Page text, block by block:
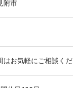
附市
はお気軽にご相談く